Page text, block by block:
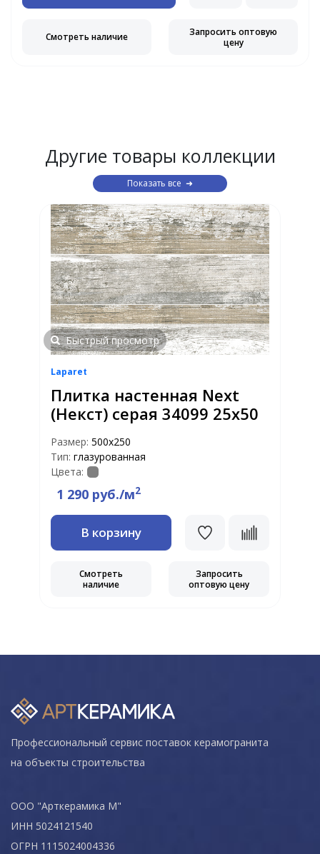
Смотреть наличие
Запросить оптовую
цену
Другие товары коллекции
Показать все
Быстрый просмотр
Laparet
Плитка настенная Next
(Некст) серая 34099 25х50
Размер: 500х250
Тип: глазурованная
Цвета:
1 290 руб./м2
В корзину
Смотреть
наличие
Запросить
оптовую цену
Профессиональный сервис поставок керамогранита
на объекты строительства
ООО "Арткерамика М"
ИНН 5024121540
ОГРН 1115024004336